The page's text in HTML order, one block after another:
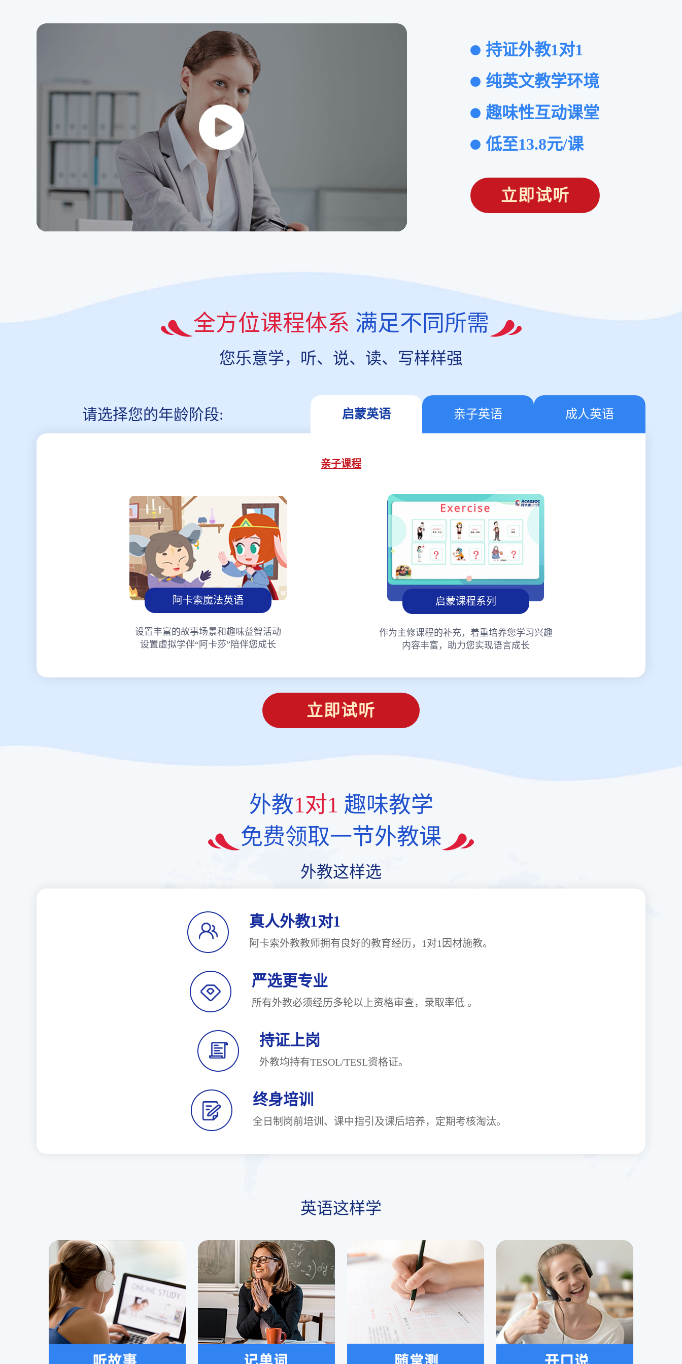
持证外教1对1
纯英文教学环境
趣味性互动课堂
低至13.8元/课
立即试听
全方位课程体系 满足不同所需
您乐意学，听、说、读、写样样强
请选择您的年龄阶段: 启蒙英语 亲子英语 成人英语
亲子课程
阿卡索魔法英语
设置丰富的故事场景和趣味益智活动
设置虚拟学伴“阿卡莎”陪伴您成长
启蒙课程系列
作为主修课程的补充，着重培养您学习兴趣
内容丰富，助力您实现语言成长
立即试听
外教1对1 趣味教学
免费领取一节外教课
外教这样选
真人外教1对1
阿卡索外教教师拥有良好的教育经历，1对1因材施教。
严选更专业
所有外教必须经历多轮以上资格审查，录取率低 。
持证上岗
外教均持有TESOL/TESL资格证。
终身培训
全日制岗前培训、课中指引及课后培养，定期考核淘汰。
英语这样学